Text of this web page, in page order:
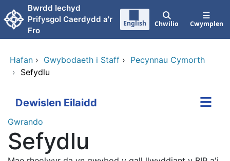
Neidio i'r prif gynnwy
Bwrdd Iechyd
Prifysgol Caerdydd a'r
Fro
English Chwilio Cwymplen
Hafan › Gwybodaeth i Staff › Pecynnau Cymorth
› Sefydlu
Dewislen Eilaidd
Gwrando
Sefydlu